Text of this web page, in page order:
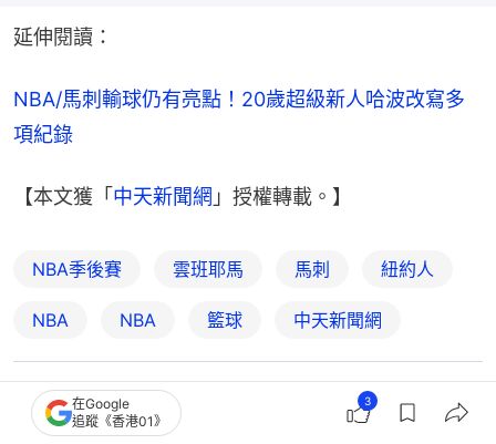
延伸閱讀：
NBA/馬刺輸球仍有亮點！20歲超級新人哈波改寫多
項紀錄
【本文獲「中天新聞網 」授權轉載。】
NBA季後賽 雲班耶馬 馬刺 紐約人
NBA NBA 籃球 中天新聞網
在Google
追蹤《香港01》
3